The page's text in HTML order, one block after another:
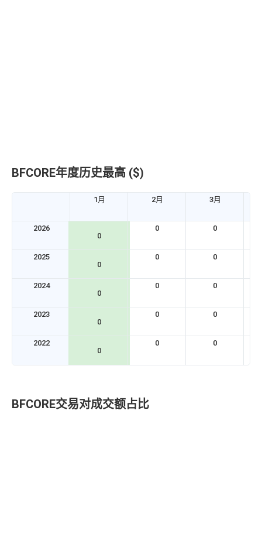
BFCORE年度历史最高 ($)
1月 2月 3月
2026
0
0 0
2025
0
0 0
2024
0
0 0
2023
0
0 0
2022
0
0 0
BFCORE交易对成交额占比